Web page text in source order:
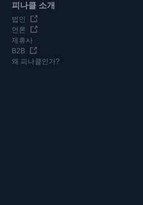
피나클 소개
법인
언론
제휴사
B2B
왜 피나클인가?